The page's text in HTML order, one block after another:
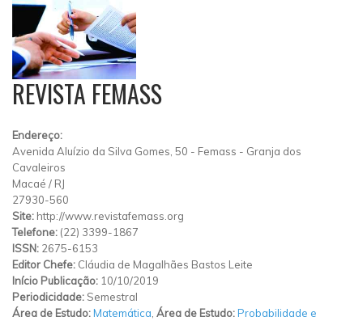
REVISTA FEMASS
Endereço:
Avenida Aluízio da Silva Gomes, 50 - Femass - Granja dos
Cavaleiros
Macaé / RJ
27930-560
Site: http://www.revistafemass.org
Telefone: (22) 3399-1867
ISSN: 2675-6153
Editor Chefe: Cláudia de Magalhães Bastos Leite
Início Publicação: 10/10/2019
Periodicidade: Semestral
Área de Estudo:Matemática Área de Estudo:Probabilidade e